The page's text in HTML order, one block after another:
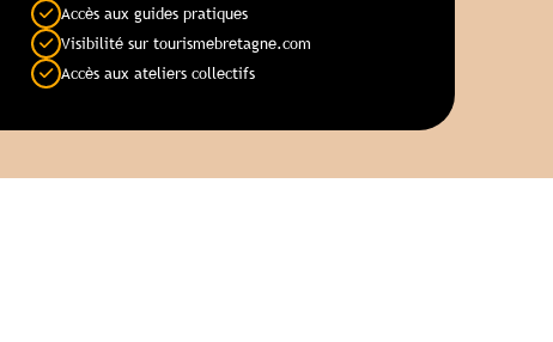
Accès aux guides pratiques
Visibilité sur tourismebretagne.com
Accès aux ateliers collectifs